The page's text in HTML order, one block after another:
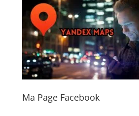
Ma Page Facebook